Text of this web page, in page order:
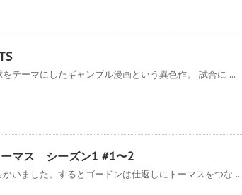
テーマにしたギャンブル漫画という異色作。 試合に ...
マス シーズン1 #1〜2
いました。するとゴードンは仕返しにトーマスをつな ...